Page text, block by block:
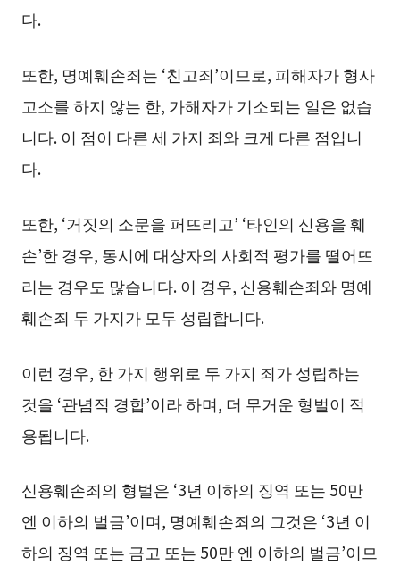
다.
또한, 명예훼손죄는 ‘친고죄’이므로, 피해자가 형사
고소를 하지 않는 한, 가해자가 기소되는 일은 없습
니다. 이 점이 다른 세 가지 죄와 크게 다른 점입니
다.
또한, ‘거짓의 소문을 퍼뜨리고’ ‘타인의 신용을 훼
손’한 경우, 동시에 대상자의 사회적 평가를 떨어뜨
리는 경우도 많습니다. 이 경우, 신용훼손죄와 명예
훼손죄 두 가지가 모두 성립합니다.
이런 경우, 한 가지 행위로 두 가지 죄가 성립하는
것을 ‘관념적 경합’이라 하며, 더 무거운 형벌이 적
용됩니다.
신용훼손죄의 형벌은 ‘3년 이하의 징역 또는 50만
엔 이하의 벌금’이며, 명예훼손죄의 그것은 ‘3년 이
하의 징역 또는 금고 또는 50만 엔 이하의 벌금’이므